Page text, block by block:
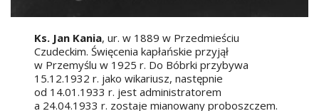
Ks. Jan Kania, ur. w 1889 w Przedmieściu
Czudeckim. Święcenia kapłańskie przyjął
w Przemyślu w 1925 r. Do Bóbrki przybywa
15.12.1932 r. jako wikariusz, następnie
od 14.01.1933 r. jest administratorem
a 24.04.1933 r. zostaje mianowany proboszczem.